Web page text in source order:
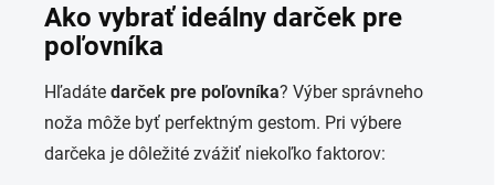
Ako vybrať ideálny darček pre
poľovníka
Hľadáte darček pre poľovníka? Výber správneho
noža môže byť perfektným gestom. Pri výbere
darčeka je dôležité zvážiť niekoľko faktorov: